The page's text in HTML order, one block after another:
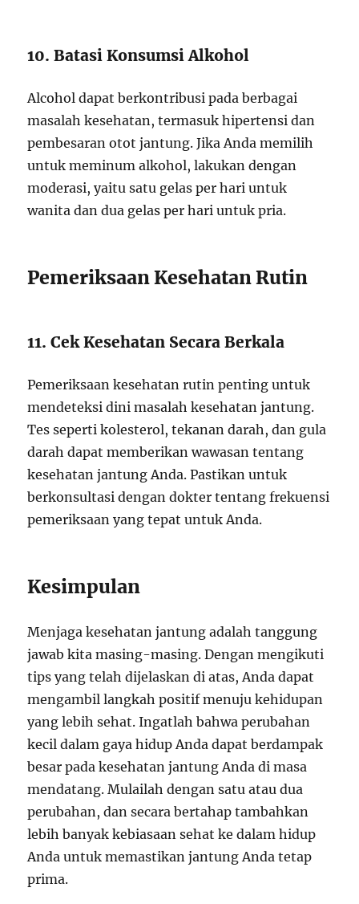
10. Batasi Konsumsi Alkohol
Alcohol dapat berkontribusi pada berbagai
masalah kesehatan, termasuk hipertensi dan
pembesaran otot jantung. Jika Anda memilih
untuk meminum alkohol, lakukan dengan
moderasi, yaitu satu gelas per hari untuk
wanita dan dua gelas per hari untuk pria.
Pemeriksaan Kesehatan Rutin
11. Cek Kesehatan Secara Berkala
Pemeriksaan kesehatan rutin penting untuk
mendeteksi dini masalah kesehatan jantung.
Tes seperti kolesterol, tekanan darah, dan gula
darah dapat memberikan wawasan tentang
kesehatan jantung Anda. Pastikan untuk
berkonsultasi dengan dokter tentang frekuensi
pemeriksaan yang tepat untuk Anda.
Kesimpulan
Menjaga kesehatan jantung adalah tanggung
jawab kita masing-masing. Dengan mengikuti
tips yang telah dijelaskan di atas, Anda dapat
mengambil langkah positif menuju kehidupan
yang lebih sehat. Ingatlah bahwa perubahan
kecil dalam gaya hidup Anda dapat berdampak
besar pada kesehatan jantung Anda di masa
mendatang. Mulailah dengan satu atau dua
perubahan, dan secara bertahap tambahkan
lebih banyak kebiasaan sehat ke dalam hidup
Anda untuk memastikan jantung Anda tetap
prima.